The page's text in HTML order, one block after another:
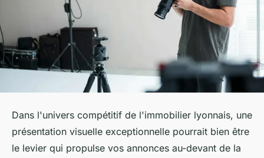
Dans l'univers compétitif de l'immobilier lyonnais, une
présentation visuelle exceptionnelle pourrait bien être
le levier qui propulse vos annonces au-devant de la